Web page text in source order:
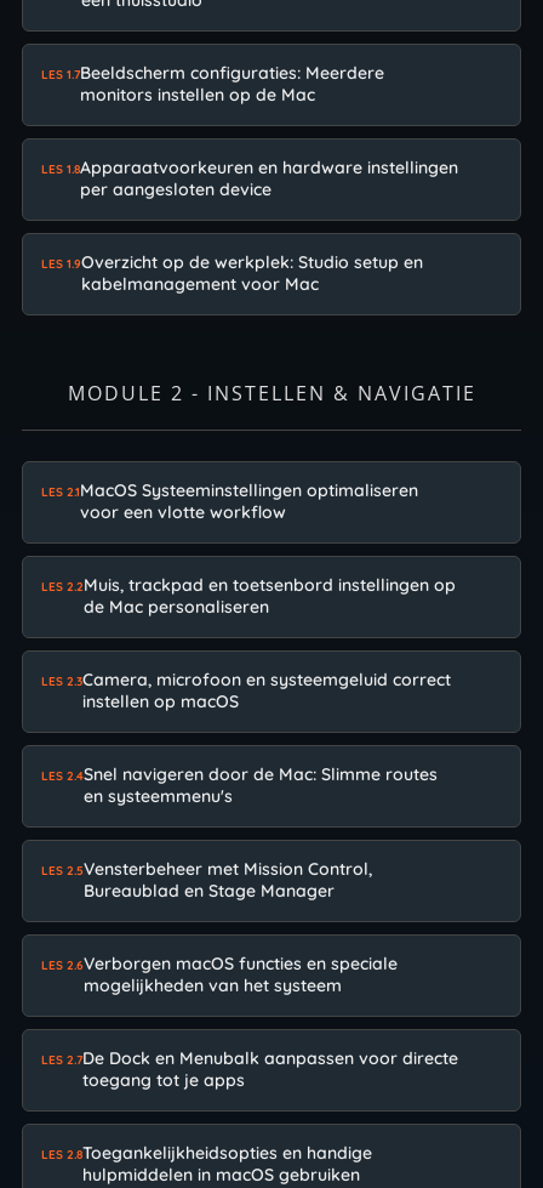
LES 1.7Beeldscherm configuraties: Meerdere
monitors instellen op de Mac
LES 1.8Apparaatvoorkeuren en hardware instellingen
per aangesloten device
LES 1.9Overzicht op de werkplek: Studio setup en
kabelmanagement voor Mac
MODULE 2 - INSTELLEN & NAVIGATIE
LES 2.1MacOS Systeeminstellingen optimaliseren
voor een vlotte workflow
LES 2.2Muis, trackpad en toetsenbord instellingen op
de Mac personaliseren
LES 2.3Camera, microfoon en systeemgeluid correct
instellen op macOS
LES 2.4Snel navigeren door de Mac: Slimme routes
en systeemmenu's
LES 2.5Vensterbeheer met Mission Control,
Bureaublad en Stage Manager
LES 2.6Verborgen macOS functies en speciale
mogelijkheden van het systeem
LES 2.7De Dock en Menubalk aanpassen voor directe
toegang tot je apps
LES 2.8Toegankelijkheidsopties en handige
hulpmiddelen in macOS gebruiken